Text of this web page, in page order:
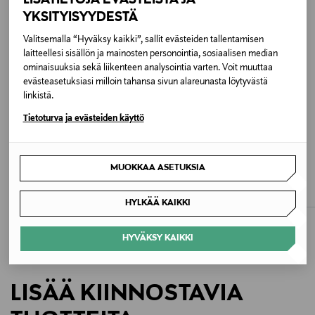
YKSITYISYYDESTÄ
Valitsemalla “Hyväksy kaikki”, sallit evästeiden tallentamisen
laitteellesi sisällön ja mainosten personointia, sosiaalisen median
ominaisuuksia sekä liikenteen analysointia varten. Voit muuttaa
evästeasetuksiasi milloin tahansa sivun alareunasta löytyvästä
linkistä.
Tietoturva ja evästeiden käyttö
MUOKKAA ASETUKSIA
HYLKÄÄ KAIKKI
HYVÄKSY KAIKKI
100 % nahka
Hoito-ohjeet
Puhdista kostealla liinalla. Vältä suoraa auringonvaloa
ja kosteutta. Käsittele tarvittaessa
Koko
ONE
Valmistusmaa
Valmistajan tuotenumero
Ouma-vyö
TOMMY HILFIGER
Sculpt Woven -vyö
LISÄÄ KIINNOSTAVIA